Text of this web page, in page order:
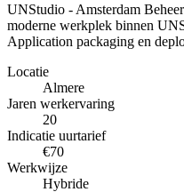
UNStudio - Amsterdam
moderne werkplek binnen
Application packaging en
Locatie
Almere
Jaren werkervaring
20
Indicatie uurtarief
€70
Werkwijze
Hybride